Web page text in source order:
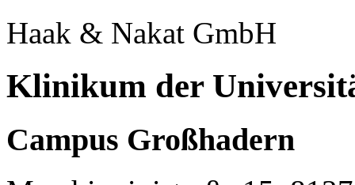
Haak & Nakat GmbH
Klinikum der
Campus Großhadern